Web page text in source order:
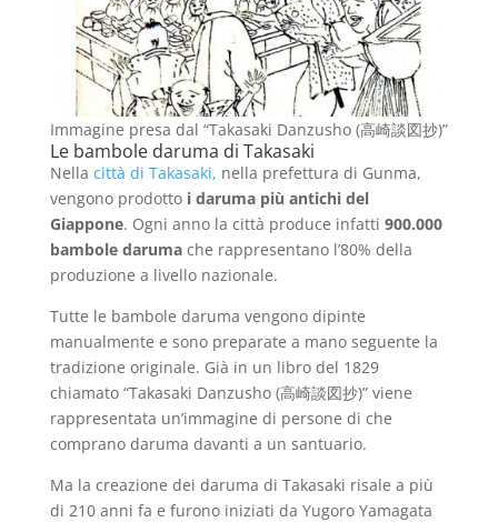
Immagine presa dal “Takasaki Danzusho (高崎談図抄)”
Le bambole daruma di Takasaki
Nella città di Takasaki, nella prefettura di Gunma,
vengono prodotto i daruma più antichi del
Giappone. Ogni anno la città produce infatti 900.000
bambole daruma che rappresentano l’80% della
produzione a livello nazionale.
Tutte le bambole daruma vengono dipinte
manualmente e sono preparate a mano seguente la
tradizione originale. Già in un libro del 1829
chiamato “Takasaki Danzusho (高崎談図抄)” viene
rappresentata un’immagine di persone di che
comprano daruma davanti a un santuario.
Ma la creazione dei daruma di Takasaki risale a più
di 210 anni fa e furono iniziati da Yugoro Yamagata